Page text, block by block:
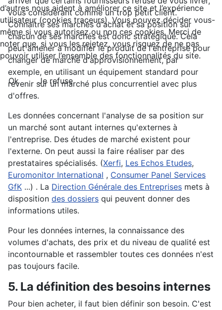
vous considérant comme un trop petit client.
Connaitre ses marchés d'achat et sa position sur
chacun de ses marchés est donc stratégique. Cela
peut amener à modifier le produit de l'entreprise pour
changer de marché d'approvisionnement, par
exemple, en utilisant un équipement standard pour
revenir sur un marché plus concurrentiel avec plus
d'offres.
Les données concernant l'analyse de sa position sur
un marché sont autant internes qu'externes à
l'entreprise. Des études de marché existent pour
l'externe. On peut aussi la faire réaliser par des
prestataires spécialisés. (Xerfi, Les Echos Etudes,
Euromonitor International , Consumer Panel Services
GfK ...) . La Direction Générale des Entreprises mets à
disposition des dossiers qui peuvent donner des
informations utiles.
Pour les données internes, la connaissance des
volumes d'achats, des prix et du niveau de qualité est
incontournable et rassembler toutes ces données n'est
pas toujours facile.
5. La définition des besoins internes
Pour bien acheter, il faut bien définir son besoin. C'est
d’autres nous aident à améliorer ce site et l’expérience
utilisateur (cookies traceurs). Vous pouvez décider vous-
même si vous autorisez ou non ces cookies. Merci de
noter que, si vous les rejetez, vous risquez de ne pas
pouvoir utiliser l’ensemble des fonctionnalités du site.
Ok Je refuse